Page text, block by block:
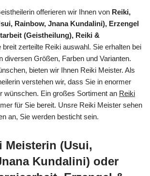
offerieren wir Ihnen von Reiki,
Rainbow, Jnana Kundalini), Erzengel
(Geistheilung), Reiki &
breit zerteilte Reiki auswahl. Sie erhalten bei
diversen Größen, Farben und Varianten.
bieten wir Ihnen Reiki Meister. Als
verstehen wir, dass Sie in enormer
wünschen. Ein großes Sortiment an Reiki
für Sie bereit. Unsre Reiki Meister sehen
an, Sie werden besticht sein.
Meisterin (Usui,
Kundalini) oder